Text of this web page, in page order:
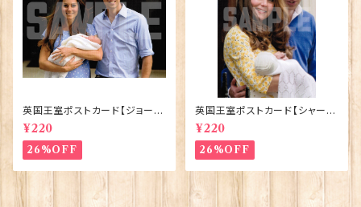
英国王室ポストカード【ジョージ
王子ご誕生】Pageantry Post
card 90183-JEF100
¥220
26%OFF
英国王室ポストカード【シャーロ
ット王女2】Pageantry Postca
rd 90183-JEF202
¥220
26%OFF